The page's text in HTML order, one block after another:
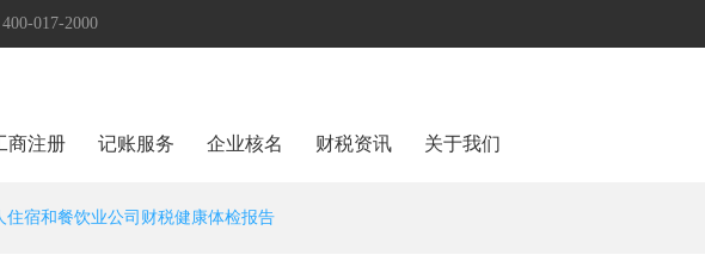
017-2000
商注册 记账服务 企业核名 财税资讯 关于我们
住宿和餐饮业公司财税健康体检报告